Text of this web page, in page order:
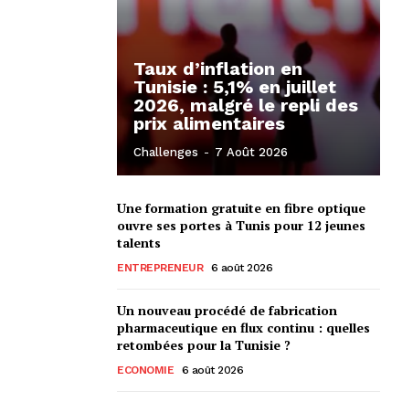
Taux d’inflation en
Tunisie : 5,1% en juillet
2026, malgré le repli des
prix alimentaires
Challenges - 7 Août 2026
Une formation gratuite en fibre optique
ouvre ses portes à Tunis pour 12 jeunes
talents
ENTREPRENEUR 6 août 2026
Un nouveau procédé de fabrication
pharmaceutique en flux continu : quelles
retombées pour la Tunisie ?
ECONOMIE 6 août 2026